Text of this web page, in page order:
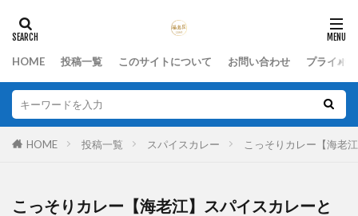
HOME 投稿一覧 このサイトについて お問い合わせ プライバ
HOME 投稿一覧 スパイスカレー こっそりカレー【海老
こっそりカレー【海老江】スパイスカレーと